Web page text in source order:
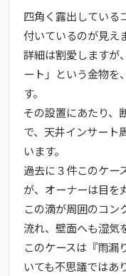
四角く露出している
付いているのが見え
詳細は割愛しますが
ート」という金物を
す。
その設置にあたり、
で、天井インサート
います。
過去に３件このケー
が、オーナーは目を
この滴が周囲のコン
流れ、壁面へも湿気
このケースは『雨漏
いても不思議ではあ